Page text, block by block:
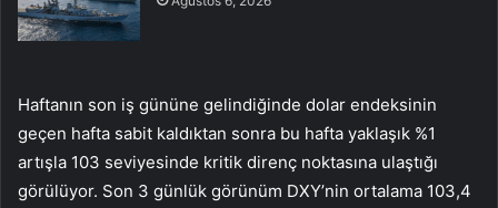
Haftanın son iş gününe gelindiğinde dolar endeksinin
geçen hafta sabit kaldıktan sonra bu hafta yaklaşık %1
artışla 103 seviyesinde kritik direnç noktasına ulaştığı
görülüyor. Son 3 günlük görünüm DXY’nin ortalama 103,4